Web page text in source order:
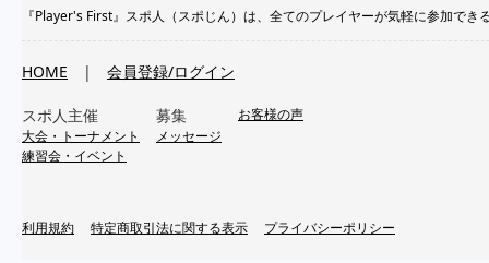
『Player's First』スポ人（スポじん）は、全てのプレイヤーが気軽に参加で
HOME | 会員登録/ログイン
スポ人主催
大会・トーナメント
練習会・イベント
募集
メッセージ
お客様の声
利用規約 特定商取引法に関する表示 プライバシーポリシー